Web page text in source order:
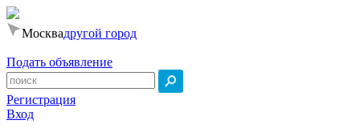
Москвадругой город
Подать объявление
Регистрация
Вход